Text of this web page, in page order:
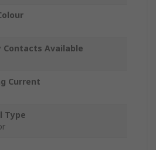
Contacts Available
Current
Type